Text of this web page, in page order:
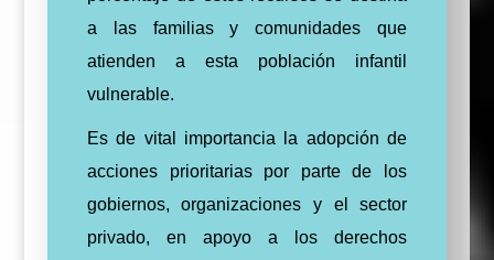
a las familias y comunidades que
atienden a esta población infantil
vulnerable.
Es de vital importancia la adopción de
acciones prioritarias por parte de los
gobiernos, organizaciones y el sector
privado, en apoyo a los derechos